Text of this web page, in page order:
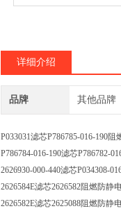
详细介绍
品牌 其他品牌
P033031滤芯P786785-016-190
P786784-016-190滤芯P786782-
2626930-000-440滤芯P034308-
2626584E滤芯2626582阻燃防
2626582E滤芯2625088阻燃防静